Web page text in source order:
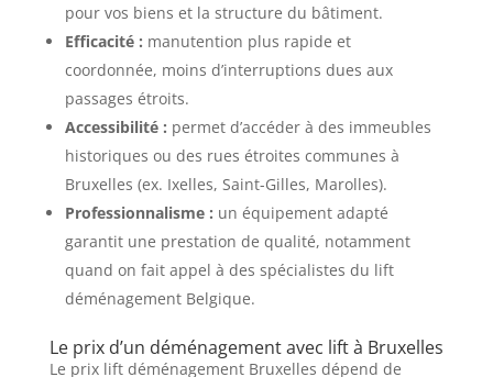
pour vos biens et la structure du bâtiment.
Efficacité : manutention plus rapide et
coordonnée, moins d’interruptions dues aux
passages étroits.
Accessibilité : permet d’accéder à des immeubles
historiques ou des rues étroites communes à
Bruxelles (ex. Ixelles, Saint-Gilles, Marolles).
Professionnalisme : un équipement adapté
garantit une prestation de qualité, notamment
quand on fait appel à des spécialistes du lift
déménagement Belgique.
Le prix d’un déménagement avec lift à Bruxelles
Le prix lift déménagement Bruxelles dépend de